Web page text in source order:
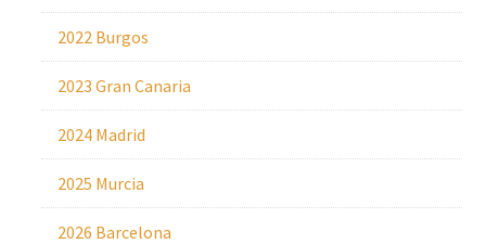
2022 Burgos
2023 Gran Canaria
2024 Madrid
2025 Murcia
2026 Barcelona